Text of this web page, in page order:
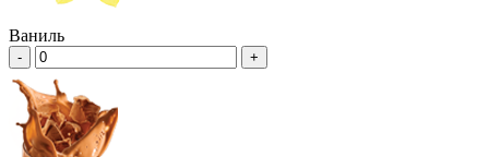
Ваниль
- +